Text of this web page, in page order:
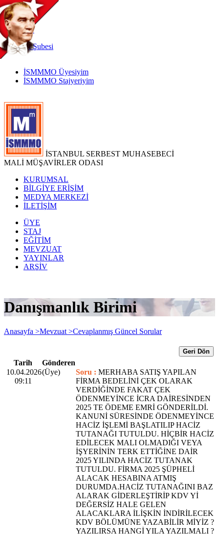
TR
|
EN
İnternetŞubesi
İSMMMO Üyesiyim
İSMMMO Stajyeriyim
İSTANBUL SERBEST MUHASEBECİ
MALİ MÜŞAVİRLER ODASI
KURUMSAL
BİLGİYE ERİŞİM
MEDYA MERKEZİ
İLETİŞİM
ÜYE
STAJ
EĞİTİM
MEVZUAT
YAYINLAR
ARŞİV
Danışmanlık Birimi
Anasayfa >Mevzuat >Cevaplanmış Güncel Sorular
Geri Dön
Tarih
Gönderen
10.04.2026
09:11
(Üye) Soru : MERHABA SATIŞ YAPILAN
FİRMA BEDELİNİ ÇEK OLARAK
VERDİĞİNDE FAKAT ÇEK
ÖDENMEYİNCE İCRA DAİRESİNDEN
2025 TE ÖDEME EMRİ GÖNDERİLDİ.
KANUNİ SÜRESİNDE ÖDENMEYİNCE
HACİZ İŞLEMİ BAŞLATILIP HACİZ
TUTANAĞI TUTULDU. HİÇBİR HACİZ
EDİLECEK MALI OLMADIĞI VEYA
İŞYERİNİN TERK ETTİĞİNE DAİR
2025 YILINDA HACİZ TUTANAK
TUTULDU. FİRMA 2025 ŞÜPHELİ
ALACAK HESABINA ATMIŞ
DURUMDA.HACİZ TUTANAĞINI BAZ
ALARAK GİDERLEŞTİRİP KDV Yİ
DEĞERSİZ HALE GELEN
ALACAKLARA İLİŞKİN İNDİRİLECEK
KDV BÖLÜMÜNE YAZABİLİR MİYİZ ?
YAZILIRSA HANGİ YILA YAZILMALI ?